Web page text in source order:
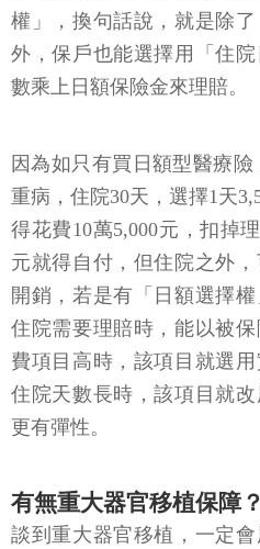
權」，換句話說，就是除
外，保戶也能選擇用「住
數乘上日額保險金來理賠。
因為如只有買日額型醫療
重病，住院30天，選擇1天
得花費10萬5,000元，扣掉
元就得自付，但住院之外
開銷，若是有「日額選擇
住院需要理賠時，能以被
費項目高時，該項目就選
住院天數長時，該項目就
更有彈性。
有無重大器官移植保障？
談到重大器官移植，一定